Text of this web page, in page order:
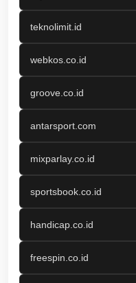
teknolimit.id
webkos.co.id
groove.co.id
antarsport.com
mixparlay.co.id
sportsbook.co.id
handicap.co.id
freespin.co.id